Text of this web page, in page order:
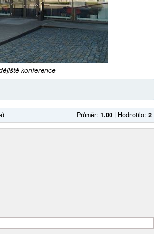
konference
Průměr: 1.00 | Hodnotilo: 2